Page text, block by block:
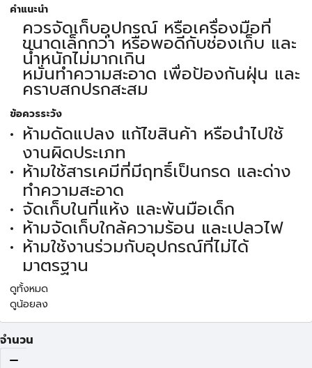
คำแนะนำ
ควรจัดเก็บอุปกรณ์ หรือเครื่องมือที่
ขนาดเล็กกว่า หรือพอดีกับช่องเก็บ และ
น้ำหนักไม่มากเกิน
หมั่นทำความสะอาด เพื่อป้องกันฝุ่น และ
คราบสกปรกสะสม
ข้อควรระวัง
ห้ามดัดแปลง แก้ไขสินค้า หรือนำไปใช้
งานผิดประเภท
ห้ามใช้สารเคมีที่มีฤทธิ์เป็นกรด และด่าง
ทำความสะอาด
จัดเก็บในที่แห้ง และพ้นมือเด็ก
ห้ามจัดเก็บใกล้ความร้อน และเปลวไฟ
ห้ามใช้งานร่วมกับอุปกรณ์ที่ไม่ได้
มาตรฐาน
ดูทั้งหมด
ดูน้อยลง
จำนวน